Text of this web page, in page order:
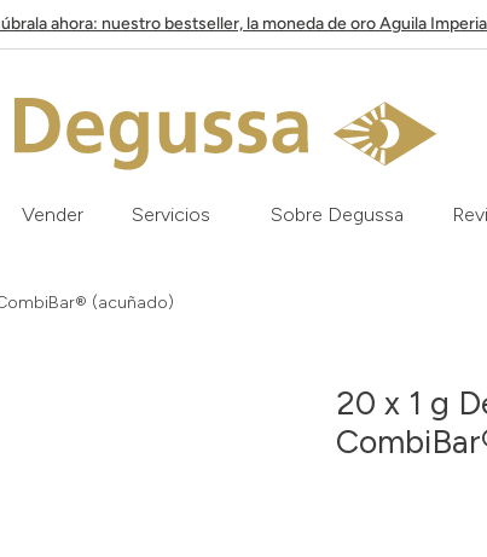
ahora: nuestro bestseller, la moneda de oro Aguila
Vender Servicios Sobre Degussa
(acuñado)
20 x 1 g